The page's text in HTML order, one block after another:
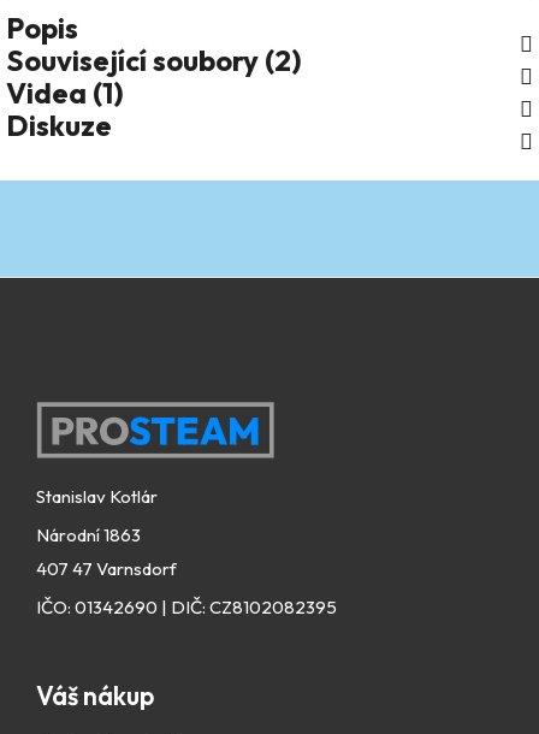
Popis
Související soubory (2)
Videa (1)
Diskuze
Zápatí
Stanislav Kotlár
Národní 1863
407 47 Varnsdorf
IČO: 01342690 | DIČ: CZ8102082395
Váš nákup